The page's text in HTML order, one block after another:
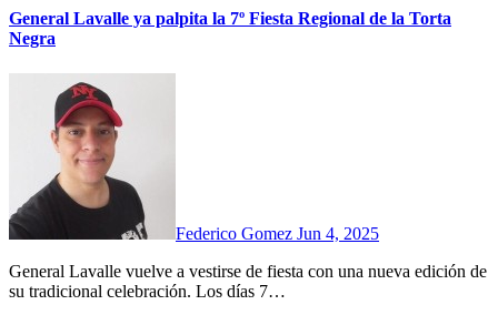
General Lavalle ya palpita la 7º Fiesta Regional de la Torta
Negra
Federico Gomez Jun 4, 2025
General Lavalle vuelve a vestirse de fiesta con una nueva edición de
su tradicional celebración. Los días 7…